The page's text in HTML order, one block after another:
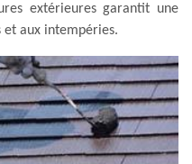
extérieures garantit une
aux intempéries.